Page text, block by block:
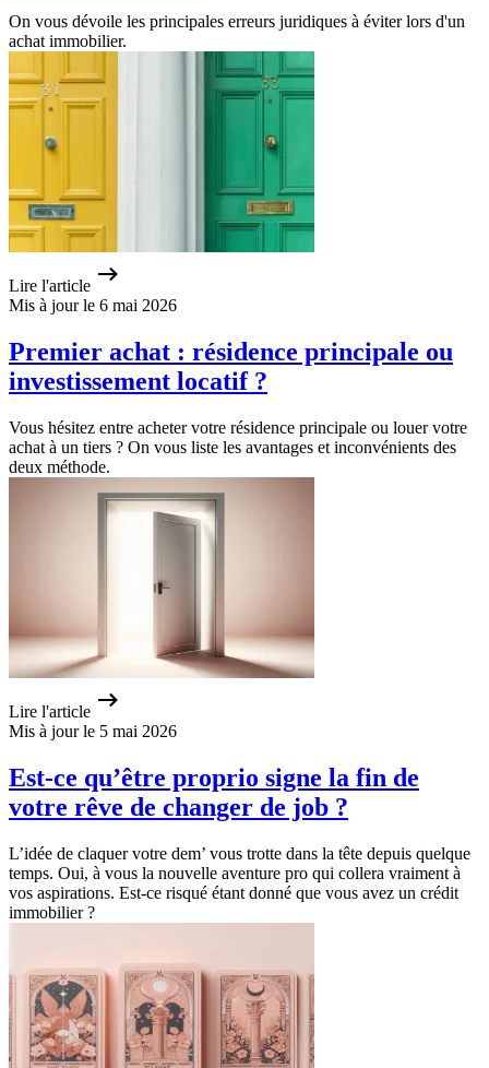
On vous dévoile les principales erreurs juridiques à éviter lors d'un
achat immobilier.
Lire l'article
Mis à jour le 6 mai 2026
Premier achat : résidence principale ou
investissement locatif ?
Vous hésitez entre acheter votre résidence principale ou louer votre
achat à un tiers ? On vous liste les avantages et inconvénients des
deux méthode.
Lire l'article
Mis à jour le 5 mai 2026
Est-ce qu’être proprio signe la fin de
votre rêve de changer de job ?
L’idée de claquer votre dem’ vous trotte dans la tête depuis quelque
temps. Oui, à vous la nouvelle aventure pro qui collera vraiment à
vos aspirations. Est-ce risqué étant donné que vous avez un crédit
immobilier ?